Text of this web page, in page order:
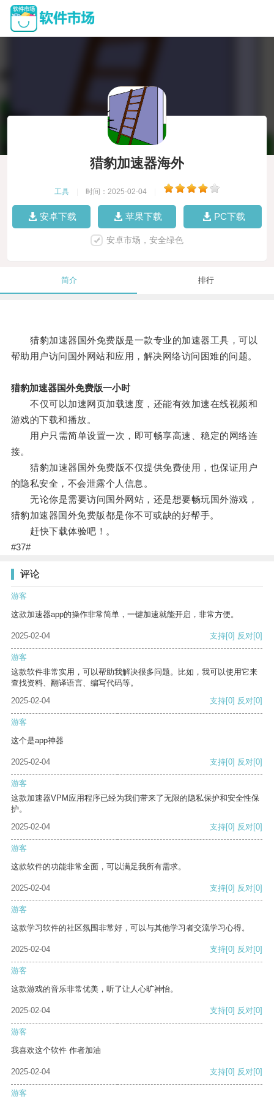
猎豹加速器海外
工具 时间：2025-02-04
安卓下载 苹果下载 PC下载
安卓市场，安全绿色
简介 排行
猎豹加速器国外免费版是一款专业的加速器工具，可以
帮助用户访问国外网站和应用，解决网络访问困难的问题。
猎豹加速器国外免费版一小时
不仅可以加速网页加载速度，还能有效加速在线视频和
游戏的下载和播放。
用户只需简单设置一次，即可畅享高速、稳定的网络连
接。
猎豹加速器国外免费版不仅提供免费使用，也保证用户
的隐私安全，不会泄露个人信息。
无论你是需要访问国外网站，还是想要畅玩国外游戏，
猎豹加速器国外免费版都是你不可或缺的好帮手。
赶快下载体验吧！。
#37#
评论
游客
这款加速器app的操作非常简单，一键加速就能开启，非常方便。
2025-02-04 支持[0] 反对[0]
游客
这款软件非常实用，可以帮助我解决很多问题。比如，我可以使用它来
查找资料、翻译语言、编写代码等。
2025-02-04
支持[0] 反对[0]
游客
这个是app神器
2025-02-04 支持[0] 反对[0]
游客
这款加速器VPM应用程序已经为我们带来了无限的隐私保护和安全性保
护。
2025-02-04
支持[0] 反对[0]
游客
这款软件的功能非常全面，可以满足我所有需求。
2025-02-04 支持[0] 反对[0]
游客
这款学习软件的社区氛围非常好，可以与其他学习者交流学习心得。
2025-02-04 支持[0] 反对[0]
游客
这款游戏的音乐非常优美，听了让人心旷神怡。
2025-02-04 支持[0] 反对[0]
游客
我喜欢这个软件 作者加油
2025-02-04 支持[0] 反对[0]
游客